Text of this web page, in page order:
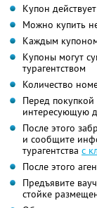
Купон
Можно купить
Каждым
Купоны могут
турагентством
Количество
Перед
интересующую
После этого
и сообщите
турагентства с
После этого
Предъявите
стойке